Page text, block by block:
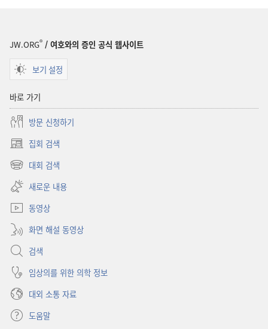
JW.ORG® / 여호와의 증인 공식 웹사이트
보기 설정
바로 가기
방문 신청하기
집회 검색
(새로운
창
대회 검색
(새로운
창
열기)
새로운 내용
동영상
화면 해설 동영상
검색
임상의를 위한 의학 정보
대외 소통 자료
도움말